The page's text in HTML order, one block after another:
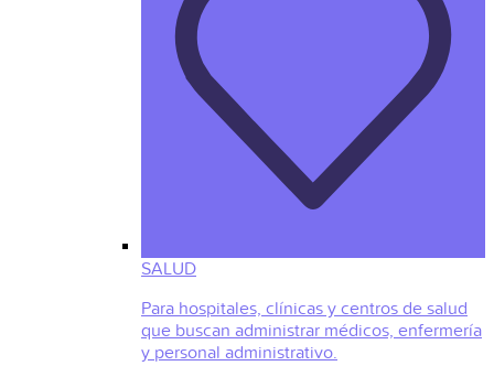
SALUD
Para hospitales, clínicas y centros de salud
que buscan administrar médicos, enfermería
y personal administrativo.